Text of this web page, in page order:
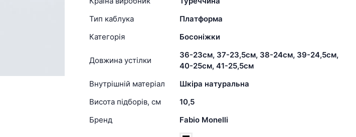
Тип каблука
Платформа
Категорія
Босоніжки
Довжина устілки
36-23см, 37-23,5см, 38-24см, 39-24,5см,
40-25см, 41-25,5см
Внутрішній матеріал
Шкіра натуральна
Висота підборів, см
10,5
Бренд
Fabio Monelli